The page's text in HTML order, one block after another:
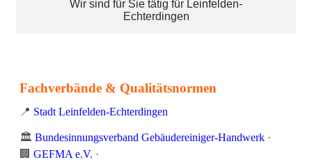
Wir sind für Sie tätig für Leinfelden-
Echterdingen
Fachverbände & Qualitätsnormen
📍 Stadt Leinfelden-Echterdingen
🏛️ Bundesinnungsverband Gebäudereiniger-Handwerk ·
🏢 GEFMA e.V. ·